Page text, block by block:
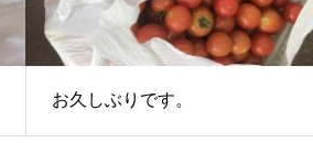
お久しぶりです。